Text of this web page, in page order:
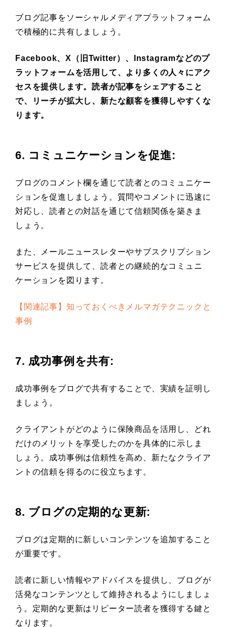
ブログ記事をソーシャルメディアプラットフォーム
で積極的に共有しましょう。
Facebook、X（旧Twitter）、Instagramなどのプ
ラットフォームを活用して、より多くの人々にアク
セスを提供します。読者が記事をシェアすること
で、リーチが拡大し、新たな顧客を獲得しやすくな
ります。
6. コミュニケーションを促進:
ブログのコメント欄を通じて読者とのコミュニケー
ションを促進しましょう。質問やコメントに迅速に
対応し、読者との対話を通じて信頼関係を築きま
しょう。
また、メールニュースレターやサブスクリプション
サービスを提供して、読者との継続的なコミュニ
ケーションを図ります。
【関連記事】知っておくべきメルマガテクニックと
事例
7. 成功事例を共有:
成功事例をブログで共有することで、実績を証明し
ましょう。
クライアントがどのように保険商品を活用し、どれ
だけのメリットを享受したのかを具体的に示しま
しょう。成功事例は信頼性を高め、新たなクライア
ントの信頼を得るのに役立ちます。
8. ブログの定期的な更新:
ブログは定期的に新しいコンテンツを追加すること
が重要です。
読者に新しい情報やアドバイスを提供し、ブログが
活発なコンテンツとして維持されるようにしましょ
う。定期的な更新はリピーター読者を獲得する鍵と
なります。